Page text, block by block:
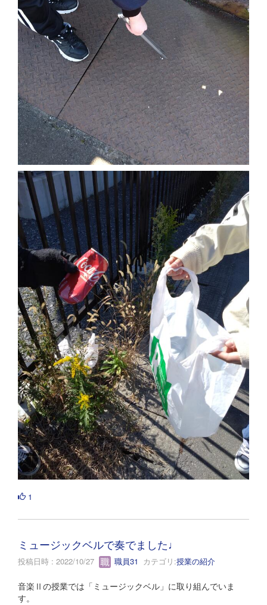
1
ミュージックベルで奏でました♩
投稿日時 : 2022/10/27 職員31 カテゴリ:授業の紹介
音楽Ⅱの授業では「ミュージックベル」に取り組んでいま
す。